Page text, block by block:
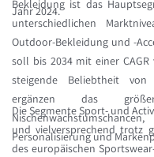
Jahr 2024.
Bekleidung ist das
unterschiedlichen
Outdoor-Bekleidung und -
soll bis 2034 mit einer
steigende Beliebtheit von
ergänzen das
Personalisierung und
Die Segmente Sport- und
und vielversprechend trotz
des europäischen